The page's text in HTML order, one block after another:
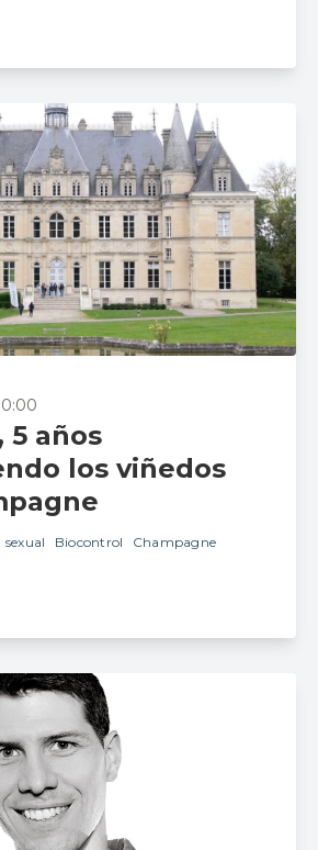
años
los viñedos
Biocontrol Champagne